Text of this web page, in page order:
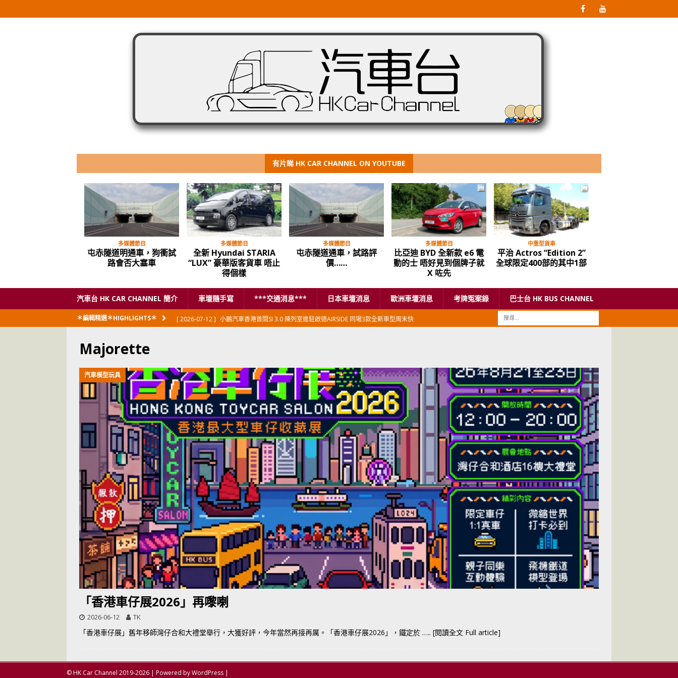
有片睇 HK CAR CHANNEL ON YOUTUBE
多媒體節目
屯赤隧道明通車，狗衝試
路會否大塞車
多媒體節目
全新 Hyundai STARIA
“LUX” 豪華版客貨車 唔止
得個樣
多媒體節目
屯赤隧道通車，試路評
價……
多媒體節目
比亞迪 BYD 全新款 e6 電
動的士 唔好見到個牌子就
X 咗先
中重型貨車
平治 Actros “Edition 2”
全球限定400部的其中1部
汽車台 HK CAR CHANNEL 簡介 車壇隨手寫 ***交通消息*** 日本車壇消息 歐洲車壇消息 考牌冤案錄 巴士台 HK BUS CHANNEL
＊編輯精選＊HIGHLIGHTS＊ [ 2026-07-12 ] 小鵬汽車香港首間SI 3.0 陳列室進駐啟德AIRSIDE 同場3款全新車型周末快
[ 2026-06-12 ] 「香港車仔展2026」再嚟喇
汽車模型玩具
[ 2026-06-08 ] 新加坡組屋區輕型商用車停車場減租
東南亞汽車
[ 2026-06-08 ]
UBER 香港七宗罪之「第七宗罪」一切禍源，由抽盲盒開始
交通評論
[ 2026-05-28 ] UBER 香港七宗罪之「第六宗罪」愛回家唔止回唔到家 跣司機勁過謝拉特
世紀一跣
交通評論
[ 2026-05-28 ]
UBER 香港七宗罪之「第五宗罪」金鋼箍五花大綁 司機哽唔落都要硬哽到
尾
[ 2026-05-27 ] 【英國】政府開放申請投入自動駕駛客運車輛服務業
運輸政策
[ 2026-05-24 ] UBER 香港七宗罪之「第四宗罪」Mission Impossible 但 Uber 唔止話之
你！
交通評論
[ 2026-07-14 ] 荃灣路荔景新出口日日撞，預咗㗎啦 交通評論
Majorette
汽車模型玩具
「香港車仔展2026」再嚟喇
2026-06-12 TK
「香港車仔展」舊年移師灣仔合和大禮堂舉行，大獲好評，今年當然再接再厲。「香港車仔展2026」，鐵定於 ….. [閱讀全文 Full article]
© HK Car Channel 2019-2026 | Powered by WordPress |